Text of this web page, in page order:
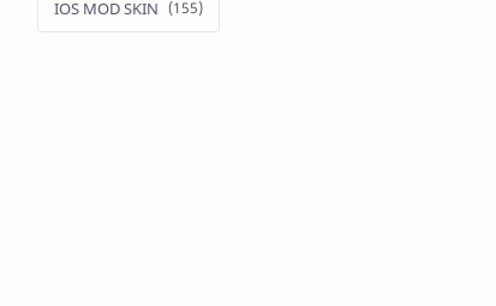
IOS MOD SKIN